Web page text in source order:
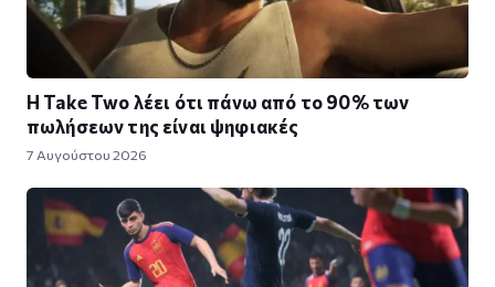
Η Take Twο λέει ότι πάνω από το 90% των
πωλήσεων της είναι ψηφιακές
7 Αυγούστου 2026